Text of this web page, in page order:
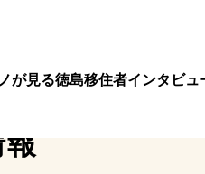
が見る徳島移住者インタビュ